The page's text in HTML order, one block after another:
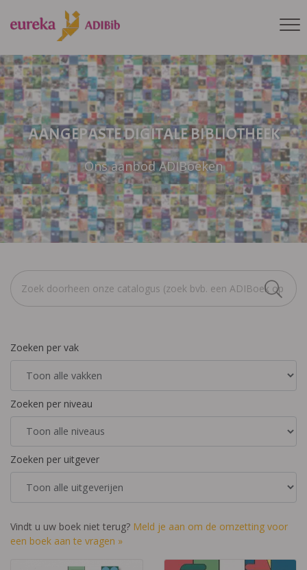
AANGEPASTE DIGITALE BIBLIOTHEEK
Ons aanbod ADIBoeken
Zoeken per vak
Zoeken per niveau
Zoeken per uitgever
Vindt u uw boek niet terug? Meld je aan om de omzetting voor
een boek aan te vragen »